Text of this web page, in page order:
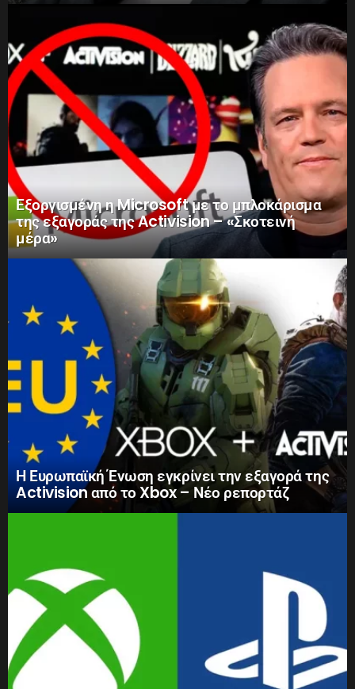
Εξοργισμένη η Microsoft με το μπλοκάρισμα
της εξαγοράς της Activision – «Σκοτεινή
μέρα»
Η Ευρωπαϊκή Ένωση εγκρίνει την εξαγορά της
Activision από το Xbox – Νέο ρεπορτάζ